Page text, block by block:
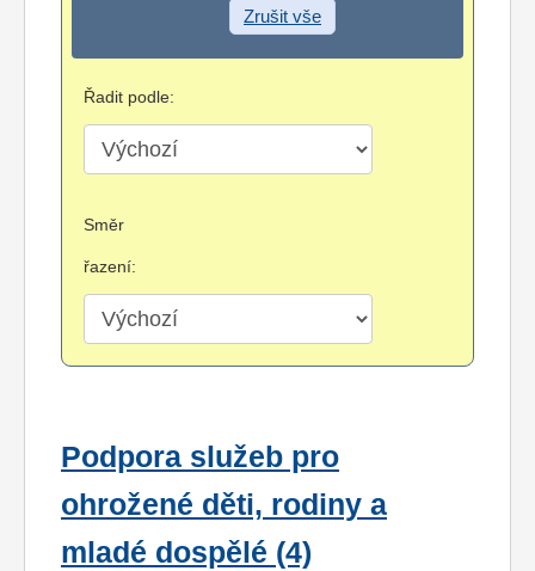
Zrušit vše
Řadit podle:
Směr
řazení:
Podpora služeb pro
ohrožené děti, rodiny a
mladé dospělé (4)